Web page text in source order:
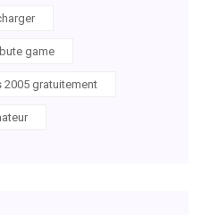
game
2005 gratuitement